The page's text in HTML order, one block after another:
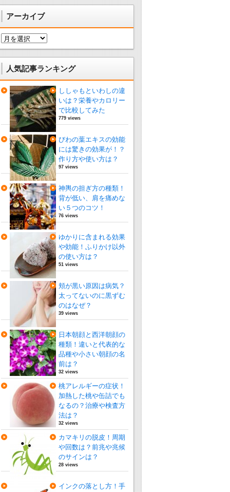
アーカイブ
ア
ー
カ
ブ
人気記事ランキング
ししゃもといわしの違
いは？栄養やカロリー
で比較してみた
779 views
びわの葉エキスの効能
には驚きの効果が！？
作り方や使い方は？
97 views
神輿の担ぎ方の種類！
背が低い、肩を痛めな
い５つのコツ！
76 views
ゆかりに含まれる効果
や効能！ふりかけ以外
の使い方は？
51 views
頬が黒い原因は病気？
太ってないのに黒ずむ
のはなぜ？
39 views
日本朝顔と西洋朝顔の
種類！違いと代表的な
品種や小さい朝顔の名
前は？
32 views
桃アレルギーの症状！
加熱した桃や缶詰でも
なるの？治療や検査方
法は？
32 views
カマキリの脱皮！周期
や回数は？前兆や兆候
のサインは？
28 views
インクの落とし方！手